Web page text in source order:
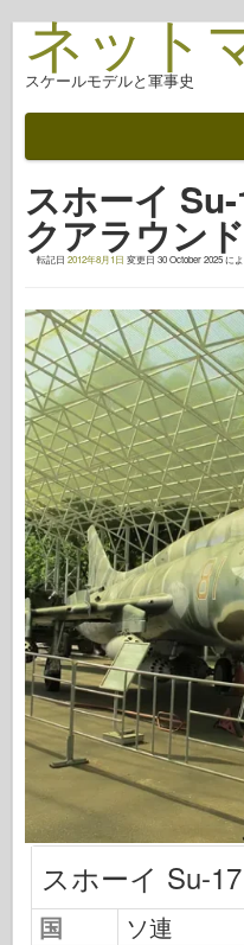
ネット
スケールモデルと軍事史
戦いの後
AFV武器
アライド軸
アーマー・イン・プロ
コンコード
ナットとボルト
新しいヴァンガード
オスプレイモデリング
オスプレイ出版
飛行隊信号
タンクパワー
トラックとタンク
武装-アーセナル
ウィドウニクツー・ム
マケット
アカデミー
エースモデル
AFVクラブ
エアフィックス
スホーイ
クアラウンド
転記日 2012年8月1日 変更日 30 October 2025に
スホーイ Su-17
国
ソ連